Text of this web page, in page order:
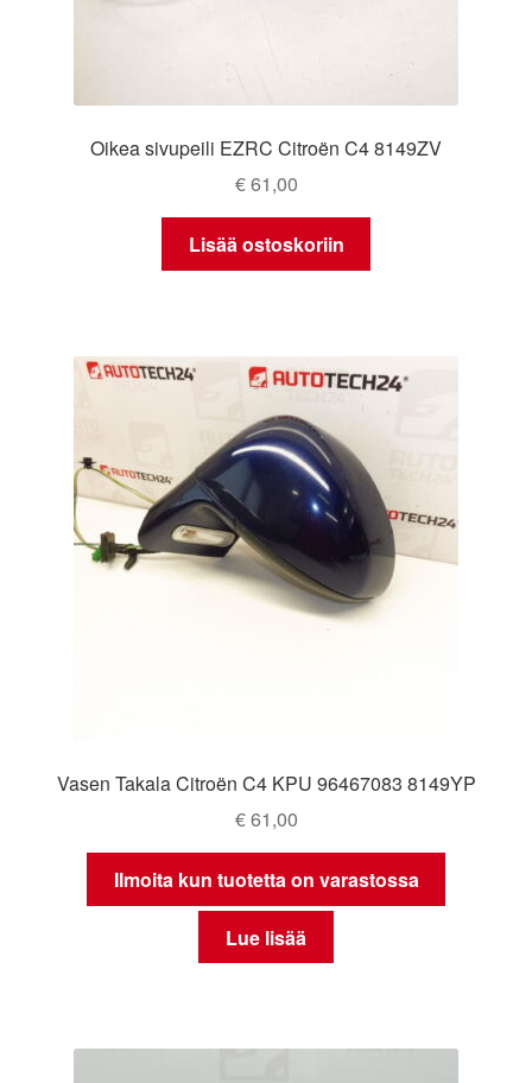
Oikea sivupeili EZRC Citroën C4 8149ZV
€61,00
Lisää ostoskoriin
Vasen Takala Citroën C4 KPU 96467083 8149YP
€61,00
Ilmoita kun tuotetta on varastossa
Lue lisää